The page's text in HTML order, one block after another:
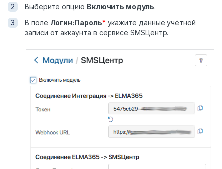
Выберите опцию Включить модуль.
В поле Логин:Пароль* укажите данные учётной
записи от аккаунта в сервисе SMSЦентр.